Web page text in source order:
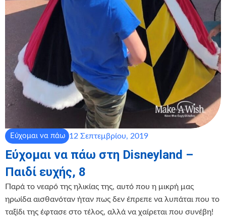
Εύχομαι να πάω 12 Σεπτεμβρίου, 2019
Εύχομαι να πάω στη Disneyland –
Παιδί ευχής, 8
Παρά το νεαρό της ηλικίας της, αυτό που η μικρή μας
ηρωίδα αισθανόταν ήταν πως δεν έπρεπε να λυπάται που το
ταξίδι της έφτασε στο τέλος, αλλά να χαίρεται που συνέβη!